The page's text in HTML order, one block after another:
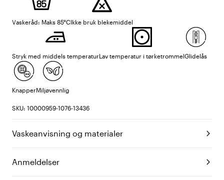
Vaskeråd: Maks 85°CIkke bruk blekemiddel
Stryk med middels temperaturLav temperatur i tørketrommelGlidelås
KnapperMiljøvennlig
SKU: 10000959-1076-13436
Vaskeanvisning og materialer
Anmeldelser